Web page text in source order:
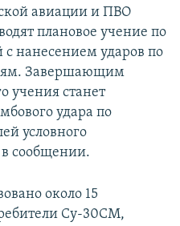
авиации и ПВО
плановое учение по
нанесением ударов по
Завершающим
учения станет
удара по
условного
в сообщении.
около 15
Су-30СМ,